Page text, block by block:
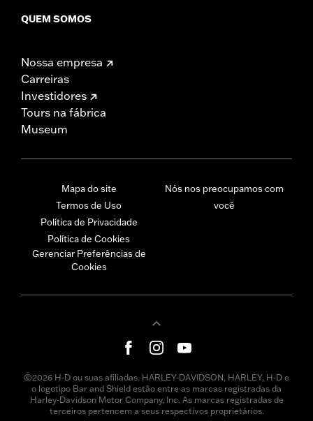
QUEM SOMOS
Nossa empresa
Carreiras
Investidores
Tours na fábrica
Museum
Mapa do site
Termos de Uso
Política de Privacidade
Política de Cookies
Gerenciar Preferências de
Cookies
Nós nos preocupamos com
você
©2026 H-D ou suas afiliadas. HARLEY-DAVIDSON, HARLEY, H-D e
o logotipo Bar and Shield estão entre as marcas registradas da
Harley-Davidson Motor Company, Inc. As marcas registradas de
terceiros pertencem a seus respectivos proprietários.